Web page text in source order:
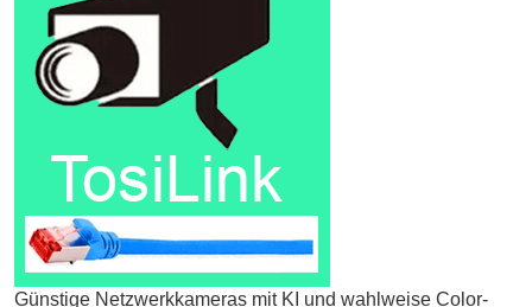
Günstige Netzwerkkameras mit KI und wahlweise Color-